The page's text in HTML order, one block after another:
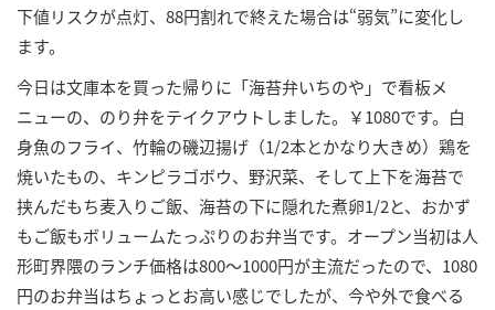
下値リスクが点灯、88円割れで終えた場合は“弱気”に変化し
ます。
今日は文庫本を買った帰りに「海苔弁いちのや」で看板メ
ニューの、のり弁をテイクアウトしました。￥1080です。白
身魚のフライ、竹輪の磯辺揚げ（1/2本とかなり大きめ）鶏を
焼いたもの、キンピラゴボウ、野沢菜、そして上下を海苔で
挟んだもち麦入りご飯、海苔の下に隠れた煮卵1/2と、おかず
もご飯もボリュームたっぷりのお弁当です。オープン当初は人
形町界隈のランチ価格は800～1000円が主流だったので、1080
円のお弁当はちょっとお高い感じでしたが、今や外で食べる